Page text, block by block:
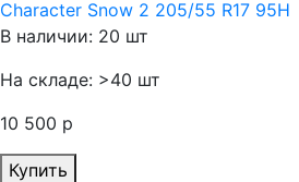
Character Snow 2 205/55 R17 95H
В наличии: 20 шт
На складе: >40 шт
10 500 р
Купить